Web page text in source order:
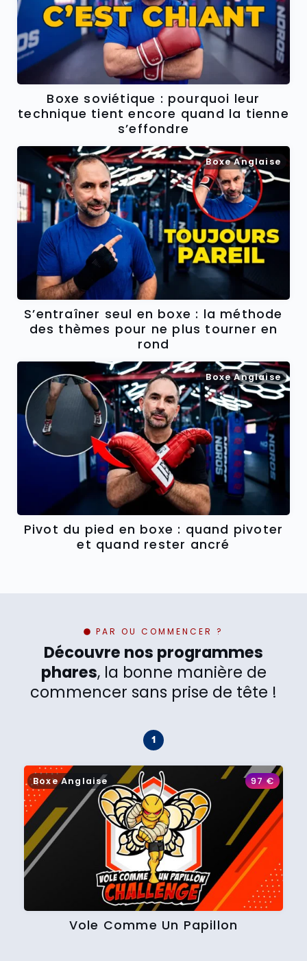
Boxe soviétique : pourquoi leur
technique tient encore quand la tienne
s’effondre
Boxe Anglaise
S’entraîner seul en boxe : la méthode
des thèmes pour ne plus tourner en
rond
Boxe Anglaise
Pivot du pied en boxe : quand pivoter
et quand rester ancré
PAR OU COMMENCER ?
Découvre nos programmes
phares, la bonne manière de
commencer sans prise de tête !
Boxe Anglaise 97€
Vole Comme Un Papillon